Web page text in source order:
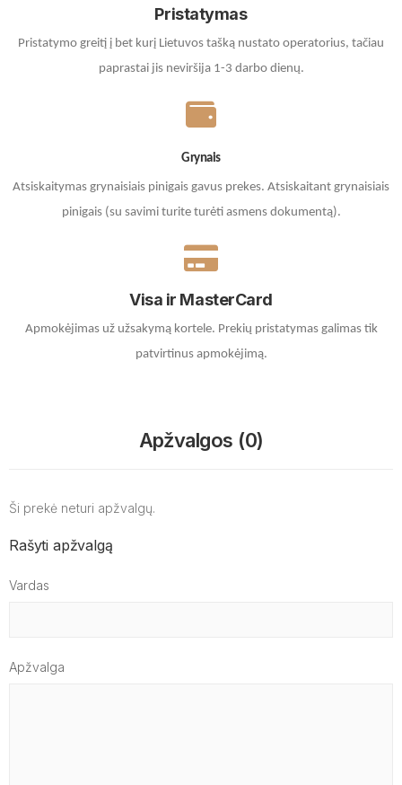
Pristatymas
Pristatymo greitį į bet kurį Lietuvos tašką nustato operatorius, tačiau
paprastai jis neviršija 1-3 darbo dienų.
Grynais
Atsiskaitymas grynaisiais pinigais gavus prekes. Atsiskaitant grynaisiais
pinigais (su savimi turite turėti asmens dokumentą).
Visa ir MasterCard
Apmokėjimas už užsakymą kortele. Prekių pristatymas galimas tik
patvirtinus apmokėjimą.
Apžvalgos (0)
Ši prekė neturi apžvalgų.
Rašyti apžvalgą
Vardas
Apžvalga